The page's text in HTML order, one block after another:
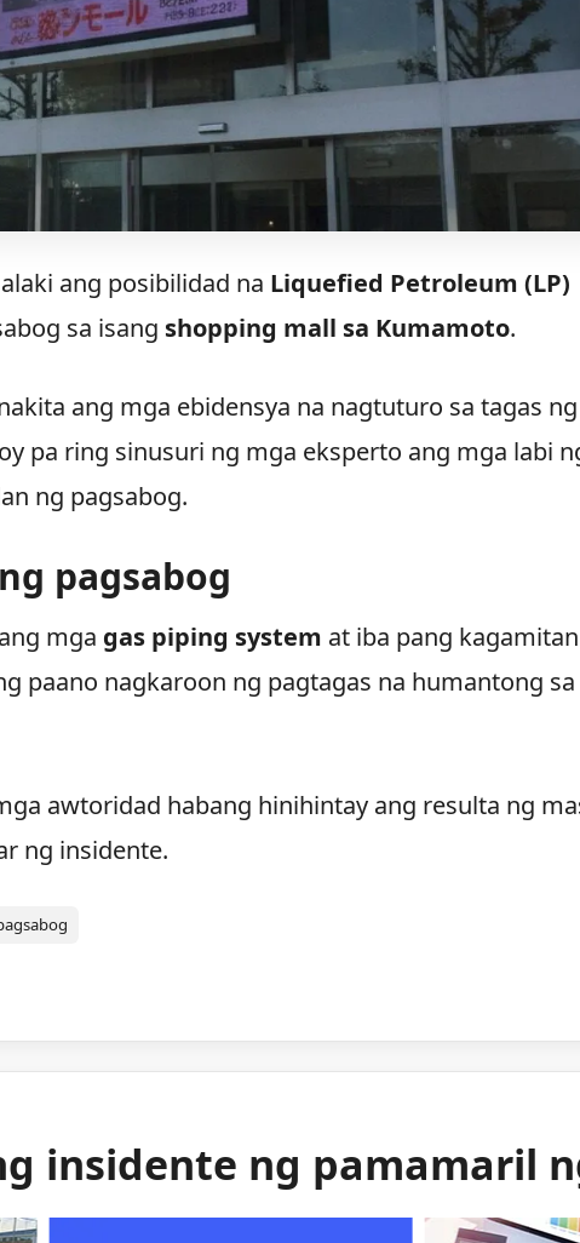
ang posibilidad na Liquefied Petroleum (LP)
sa isang shopping mall sa Kumamoto.
ang mga ebidensya na nagtuturo sa tagas ng
pa ring sinusuri ng mga eksperto ang mga labi
ng pagsabog.
pagsabog
mga gas piping system at iba pang
paano nagkaroon ng pagtagas na humantong sa
awtoridad habang hinihintay ang resulta ng
ng insidente.
insidente ng pamamaril